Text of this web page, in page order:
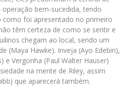
bem-sucedida, tendo
como foi apresentado no primeiro
têm certeza de como se sentir e
chegam ao local, sendo um
(Maya Hawke). Inveja (Ayo Edebiri),
e Vergonha (Paul Walter Hauser)
na mente de Riley, assim
que aparecerá também.